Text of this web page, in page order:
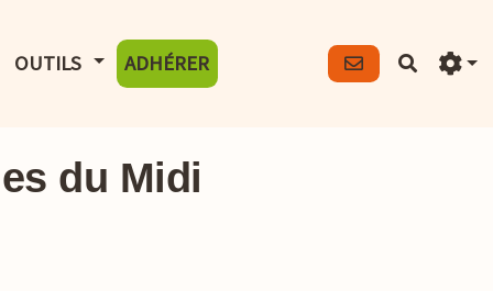
LE MENU
OUTILS AFFICHER LE MENU
ADHÉRER
du Midi